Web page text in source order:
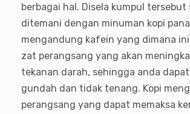
berbagai hal. Disela kumpul tersebut
ditemani dengan minuman kopi
mengandung kafein yang dimana
zat perangsang yang akan
tekanan darah, sehingga anda
gundah dan tidak tenang. Kopi
perangsang yang dapat memaksa